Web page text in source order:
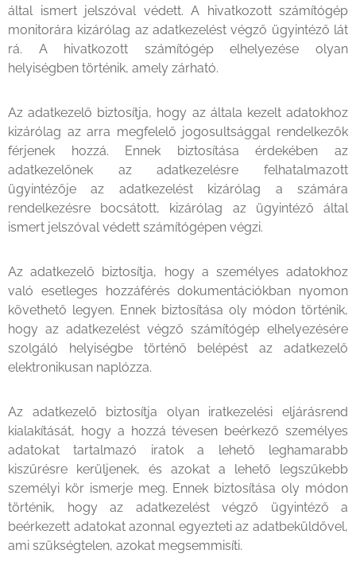
által ismert jelszóval védett. A hivatkozott számítógép
monitorára kizárólag az adatkezelést végző ügyintéző lát
rá. A hivatkozott számítógép elhelyezése olyan
helyiségben történik, amely zárható.
Az adatkezelő biztosítja, hogy az általa kezelt adatokhoz
kizárólag az arra megfelelő jogosultsággal rendelkezők
férjenek hozzá. Ennek biztosítása érdekében az
adatkezelőnek az adatkezelésre felhatalmazott
ügyintézője az adatkezelést kizárólag a számára
rendelkezésre bocsátott, kizárólag az ügyintéző által
ismert jelszóval védett számítógépen végzi.
Az adatkezelő biztosítja, hogy a személyes adatokhoz
való esetleges hozzáférés dokumentációkban nyomon
követhető legyen. Ennek biztosítása oly módon történik,
hogy az adatkezelést végző számítógép elhelyezésére
szolgáló helyiségbe történő belépést az adatkezelő
elektronikusan naplózza.
Az adatkezelő biztosítja olyan iratkezelési eljárásrend
kialakítását, hogy a hozzá tévesen beérkező személyes
adatokat tartalmazó iratok a lehető leghamarabb
kiszűrésre kerüljenek, és azokat a lehető legszűkebb
személyi kör ismerje meg. Ennek biztosítása oly módon
történik, hogy az adatkezelést végző ügyintéző a
beérkezett adatokat azonnal egyezteti az adatbeküldővel,
ami szükségtelen, azokat megsemmisíti.